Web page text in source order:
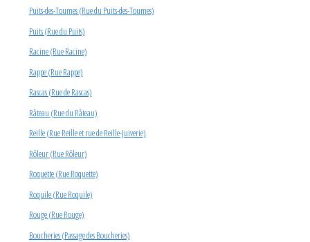
Puits-des-Toumes (Rue du Puits-des-Toumes)
Puits (Rue du Puits)
Racine (Rue Racine)
Rappe (Rue Rappe)
Rascas (Rue de Rascas)
Râteau (Rue du Râteau)
Reille (Rue Reille et rue de Reille-Juiverie)
Rôleur (Rue Rôleur)
Roquette (Rue Roquette)
Roquile (Rue Roquile)
Rouge (Rue Rouge)
Boucheries (Passage des Boucheries)